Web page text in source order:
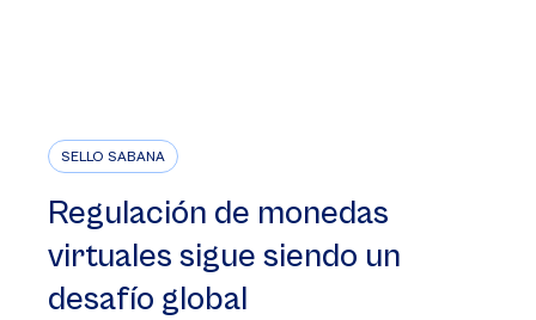
SELLO SABANA
Regulación de monedas
virtuales sigue siendo un
desafío global